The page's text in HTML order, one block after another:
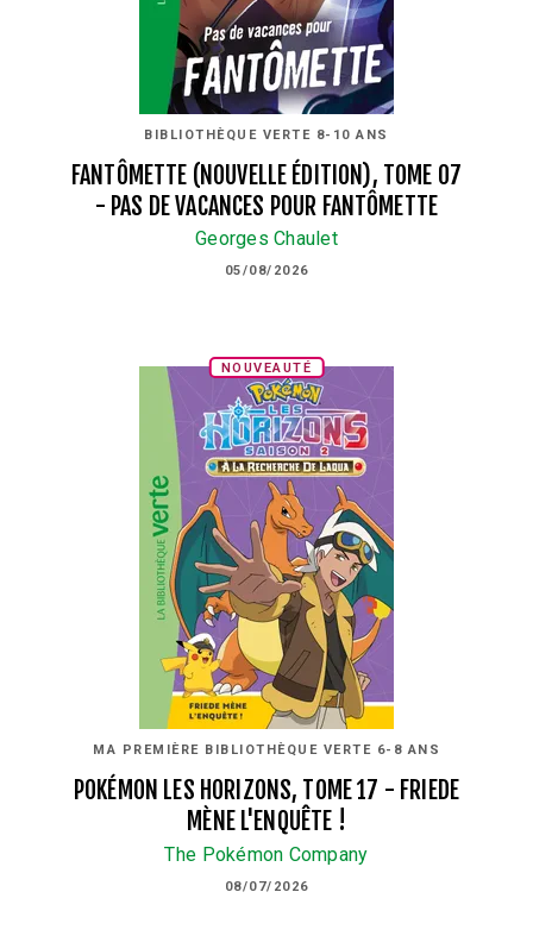
BIBLIOTHÈQUE VERTE 8-10 ANS
FANTÔMETTE (NOUVELLE ÉDITION), TOME 07
- PAS DE VACANCES POUR FANTÔMETTE
Georges Chaulet
05/08/2026
NOUVEAUTÉ
MA PREMIÈRE BIBLIOTHÈQUE VERTE 6-8 ANS
POKÉMON LES HORIZONS, TOME 17 - FRIEDE
MÈNE L'ENQUÊTE !
The Pokémon Company
08/07/2026